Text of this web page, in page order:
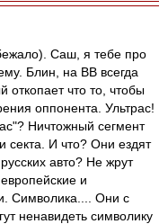
Саш, я тебе про
Блин, на ВВ всегда
откопает что то, чтобы
оппонента. Ультрас!
Ничтожный сегмент
секта. И что? Они ездят
авто? Не жрут
и
Символика.... Они с
ненавидеть символику